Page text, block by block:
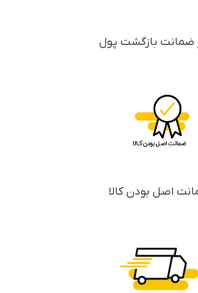
اصل بودن کالا